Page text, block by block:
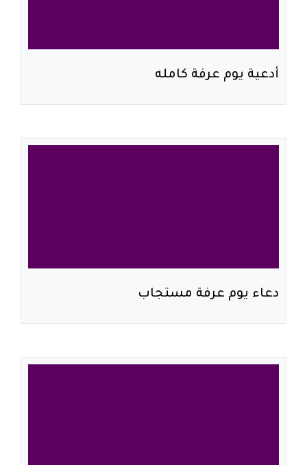
أدعية يوم عرفة كامله
دعاء يوم عرفة مستجاب